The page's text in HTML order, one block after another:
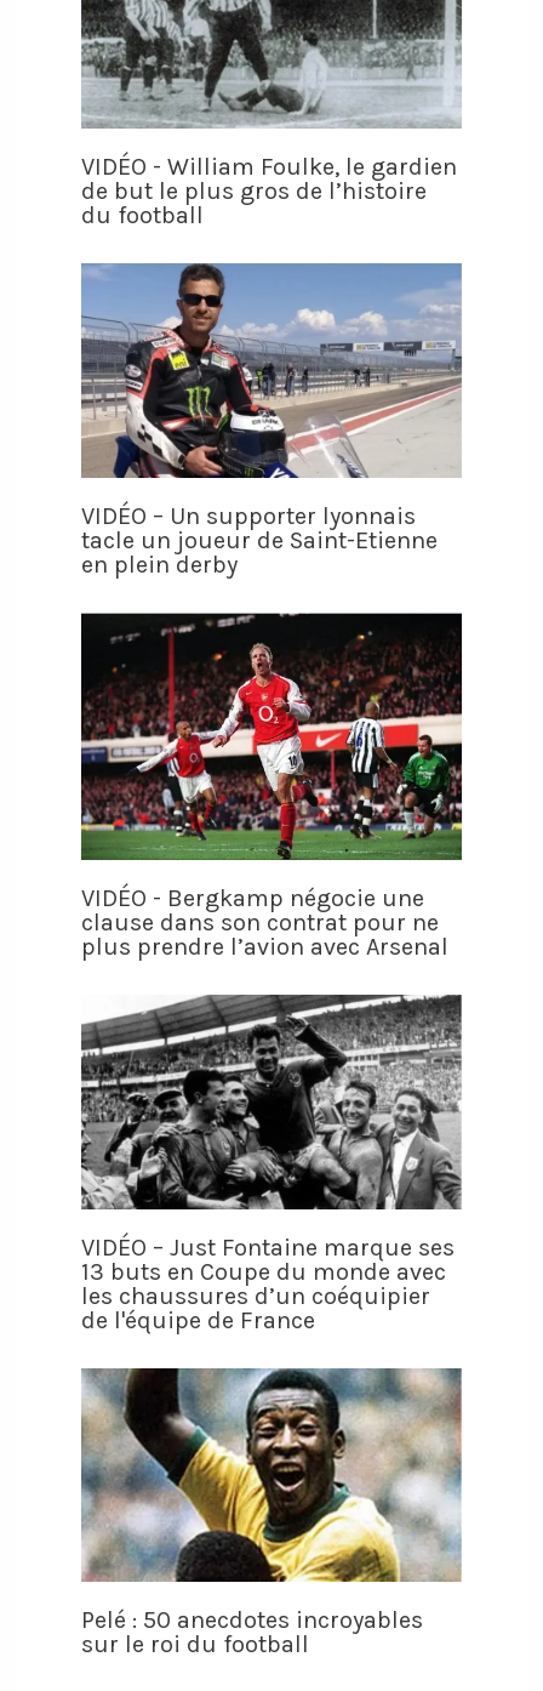
VIDÉO - William Foulke, le gardien
de but le plus gros de l’histoire
du football
VIDÉO – Un supporter lyonnais
tacle un joueur de Saint-Etienne
en plein derby
VIDÉO - Bergkamp négocie une
clause dans son contrat pour ne
plus prendre l’avion avec Arsenal
VIDÉO – Just Fontaine marque ses
13 buts en Coupe du monde avec
les chaussures d’un coéquipier
de l'équipe de France
Pelé : 50 anecdotes incroyables
sur le roi du football